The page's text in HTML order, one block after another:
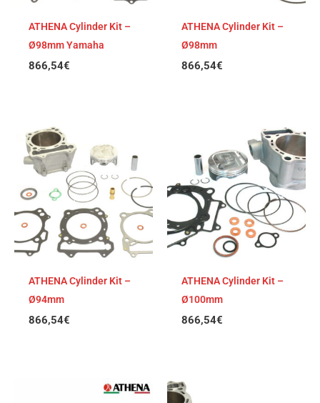
ATHENA Cylinder Kit –
Ø98mm Yamaha
866,54€
ATHENA Cylinder Kit –
Ø98mm
866,54€
ATHENA Cylinder Kit –
Ø94mm
866,54€
ATHENA Cylinder Kit –
Ø100mm
866,54€